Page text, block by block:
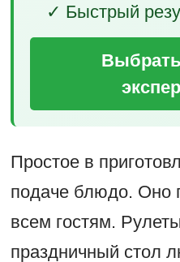
✓ Быстрый
Простое в
подаче блюдо. Оно
всем гостям.
праздничный стол